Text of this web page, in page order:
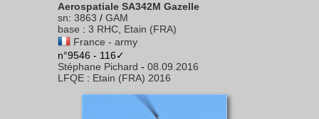
Aerospatiale SA342M Gazelle
sn: 3863 / GAM
base : 3 RHC, Etain (FRA)
France - army
n°9546 - 116✓
Stéphane Pichard - 08.09.2016
LFQE : Etain (FRA) 2016